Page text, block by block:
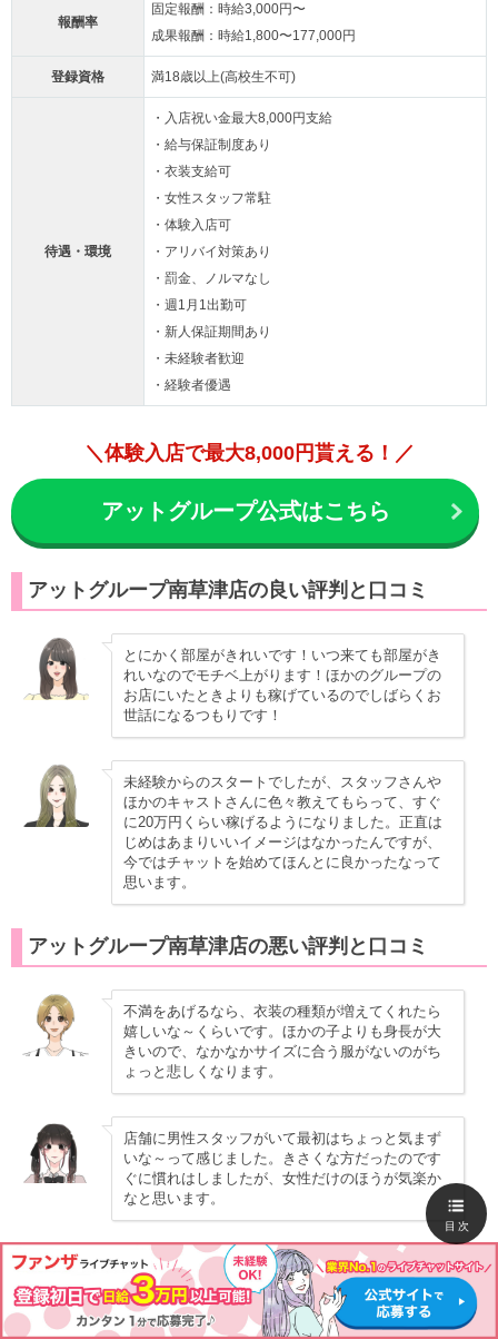
報酬率
固定報酬：時給3,000円〜
成果報酬：時給1,800〜177,000円
登録資格 満18歳以上(高校生不可)
待遇・環境
・入店祝い金最大8,000円支給
・給与保証制度あり
・衣装支給可
・女性スタッフ常駐
・体験入店可
・アリバイ対策あり
・罰金、ノルマなし
・週1月1出勤可
・新人保証期間あり
・未経験者歓迎
・経験者優遇
＼体験入店で最大8,000円貰える！／
アットグループ公式はこちら
アットグループ南草津店の良い評判と口コミ
とにかく部屋がきれいです！いつ来ても部屋がき
れいなのでモチベ上がります！ほかのグループの
お店にいたときよりも稼げているのでしばらくお
世話になるつもりです！
未経験からのスタートでしたが、スタッフさんや
ほかのキャストさんに色々教えてもらって、すぐ
に20万円くらい稼げるようになりました。正直は
じめはあまりいいイメージはなかったんですが、
今ではチャットを始めてほんとに良かったなって
思います。
アットグループ南草津店の悪い評判と口コミ
不満をあげるなら、衣装の種類が増えてくれたら
嬉しいな～くらいです。ほかの子よりも身長が大
きいので、なかなかサイズに合う服がないのがち
ょっと悲しくなります。
店舗に男性スタッフがいて最初はちょっと気まず
いな～って感じました。きさくな方だったのです
ぐに慣れはしましたが、女性だけのほうが気楽か
なと思います。
＼体験入店で最大8,000円貰える！／
アットグループ公式はこちら
目次